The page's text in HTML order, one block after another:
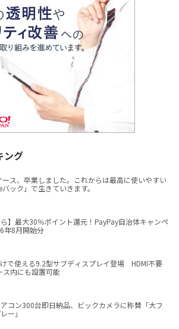
ング
ス、卒業しました。これからは最高に使いやすい
バック」で生きていきます。
ら】最大30％ポイント還元！PayPay自治体キャンペ
年8月開始分
で使える9.2型サブディスプレイ登場 HDMI不要
ス内にも設置可能
コン300台即日納品、ビックカメラに称賛「大フ
ー」